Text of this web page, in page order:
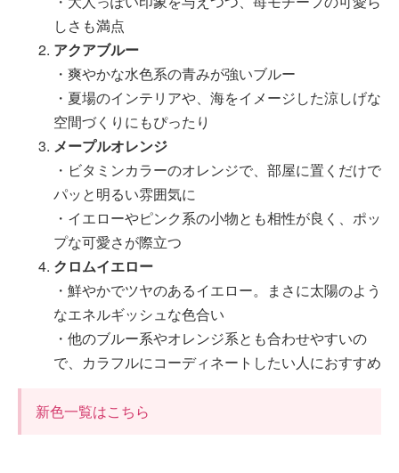
しさも満点
アクアブルー
・爽やかな水色系の青みが強いブルー
・夏場のインテリアや、海をイメージした涼しげな
空間づくりにもぴったり
メープルオレンジ
・ビタミンカラーのオレンジで、部屋に置くだけで
パッと明るい雰囲気に
・イエローやピンク系の小物とも相性が良く、ポッ
プな可愛さが際立つ
クロムイエロー
・鮮やかでツヤのあるイエロー。まさに太陽のよう
なエネルギッシュな色合い
・他のブルー系やオレンジ系とも合わせやすいの
で、カラフルにコーディネートしたい人におすすめ
新色一覧はこちら